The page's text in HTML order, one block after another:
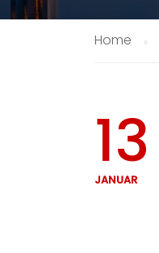
Home
13
JANUAR